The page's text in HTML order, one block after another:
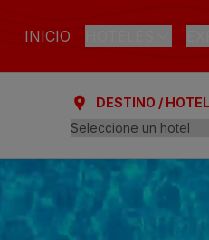
INICIO
LAS PALMAS DE
Bull Astoria
Bull Reina
ARGUINEGUÍN
Bull Dorado
DESTINO /